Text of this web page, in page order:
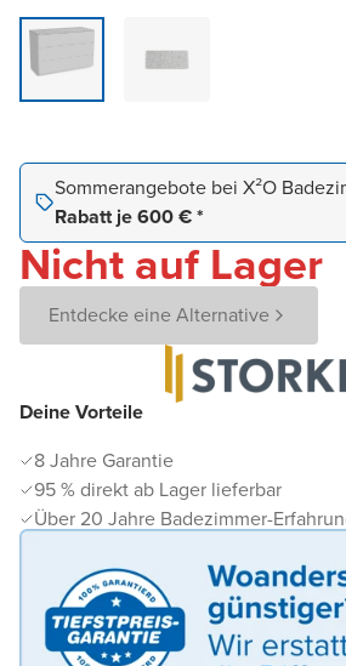
Deine Vorteile
8 Jahre Garantie
95 % direkt ab Lager lieferbar
Über 20 Jahre Badezimmer-
Sommerangebote bei X²O
Rabatt je 600 € *
Nicht auf Lager
Entdecke eine Alternative